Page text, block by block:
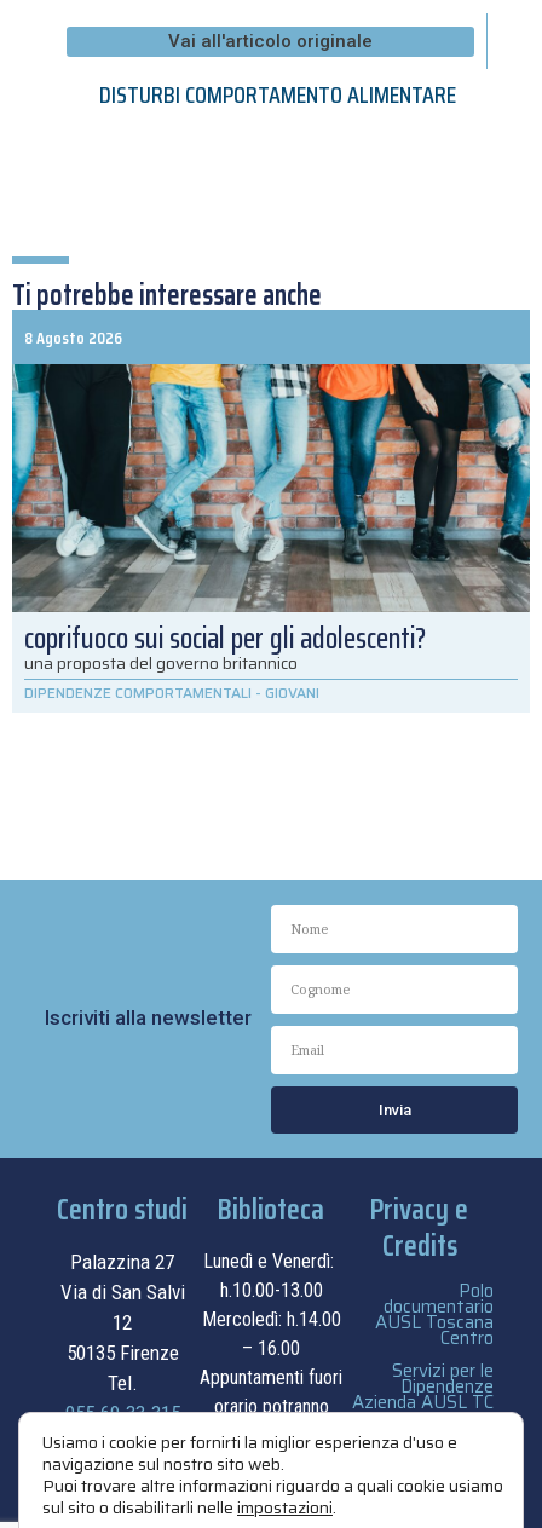
Vai all'articolo originale
DISTURBI COMPORTAMENTO ALIMENTARE
Ti potrebbe interessare anche
8 Agosto 2026
coprifuoco sui social per gli adolescenti?
una proposta del governo britannico
DIPENDENZE COMPORTAMENTALI - GIOVANI
Iscriviti alla newsletter
Invia
Centro studi
Palazzina 27
Via di San Salvi
12
50135 Firenze
Tel.
055.69.33.315
contatti
Biblioteca
Lunedì e Venerdì:
h.10.00-13.00
Mercoledì: h.14.00
– 16.00
Appuntamenti fuori
orario potranno
essere
concordati su
appuntamento.
Privacy e
Credits
Polo
documentario
AUSL Toscana
Centro
Servizi per le
Dipendenze
Azienda AUSL TC
privacy e cookie
Usiamo i cookie per fornirti la miglior esperienza d'uso e
navigazione sul nostro sito web.
Puoi trovare altre informazioni riguardo a quali cookie usiamo
sul sito o disabilitarli nelleimpostazioni.